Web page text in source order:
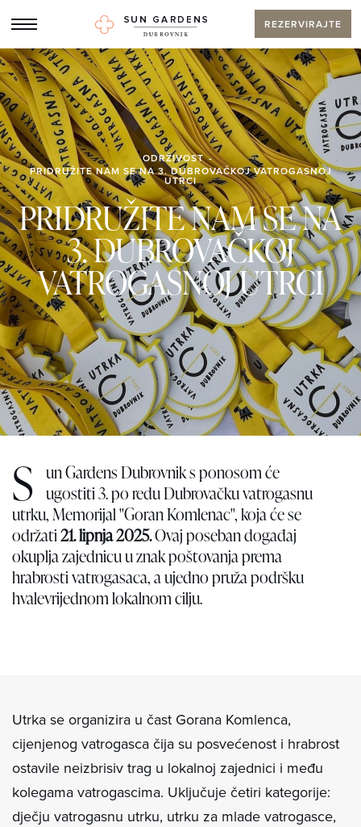
REZERVIRAJTE
ODRŽIVOST
PRIDRUŽITE NAM SE NA 3. DUBROVAČKOJ VATROGASNOJ
UTRCI
PRIDRUŽITE NAM SE NA
3. DUBROVAČKOJ
VATROGASNOJ UTRCI
S
un Gardens Dubrovnik s ponosom će
ugostiti 3. po redu Dubrovačku vatrogasnu
utrku, Memorijal "Goran Komlenac", koja će se
održati21. lipnja 2025.Ovaj poseban događaj
okuplja zajednicu u znak poštovanja prema
hrabrosti vatrogasaca, a ujedno pruža podršku
hvalevrijednom lokalnom cilju.
Utrka se organizira u čast Gorana Komlenca,
cijenjenog vatrogasca čija su posvećenost i hrabrost
ostavile neizbrisiv trag u lokalnoj zajednici i među
kolegama vatrogascima. Uključuje četiri kategorije:
dječju vatrogasnu utrku, utrku za mlade vatrogasce,